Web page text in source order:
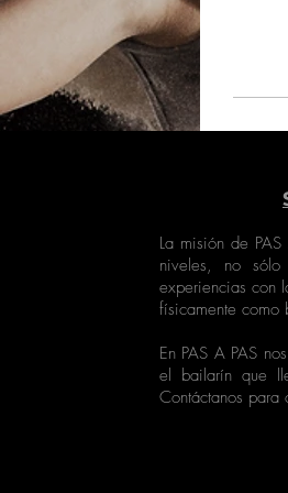
La misión de
niveles, no
experiencias con
físicamente como
En PAS A PAS
el bailarín que
Contáctanos para